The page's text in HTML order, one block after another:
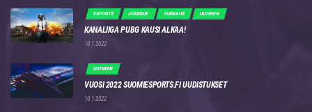
ESPORTS JOUKKUE TURNAUS UUTINEN
KANALIIGA PUBG KAUSI ALKAA!
10.1.2022
UUTINEN
VUOSI 2022 SUOMIESPORTS.FI UUDISTUKSET
10.1.2022